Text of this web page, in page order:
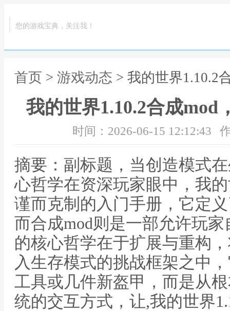
您的游戏宝典，关注我！
首页 > 游戏动态 > 我的世界1.10.2
我的世界1.10.2合成mod
时间：2026-06-15 12:12:43
摘要：副标题，当创造模式
心哲学在资深玩家眼中，我
谨而克制的入门手册，它定
而合成mod则是一部允许玩
的核心哲学在于扩展与重构
入生存模式的挑战框架之中
工具或几件新盔甲，而是从
统的交互方式，让,我的世界